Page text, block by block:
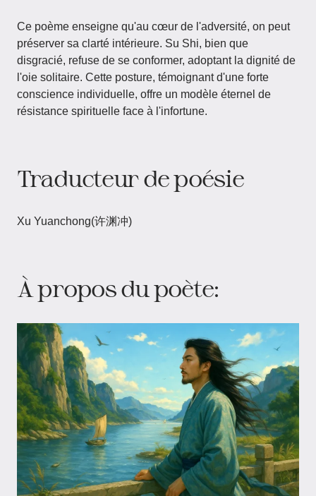
Ce poème enseigne qu'au cœur de l'adversité, on peut
préserver sa clarté intérieure. Su Shi, bien que
disgracié, refuse de se conformer, adoptant la dignité de
l'oie solitaire. Cette posture, témoignant d'une forte
conscience individuelle, offre un modèle éternel de
résistance spirituelle face à l'infortune.
Traducteur de poésie
Xu Yuanchong(许渊冲)
À propos du poète: